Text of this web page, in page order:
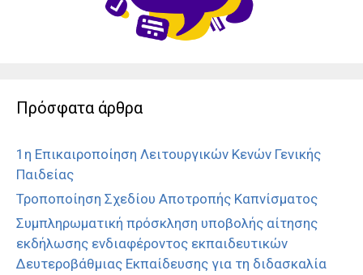
Πρόσφατα άρθρα
1η Επικαιροποίηση Λειτουργικών Κενών Γενικής
Παιδείας
Τροποποίηση Σχεδίου Αποτροπής Καπνίσματος
Συμπληρωματική πρόσκληση υποβολής αίτησης
εκδήλωσης ενδιαφέροντος εκπαιδευτικών
Δευτεροβάθμιας Εκπαίδευσης για τη διδασκαλία